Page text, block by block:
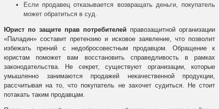
Если продавец отказывается возвращать деньги, покупатель
может обратиться в суд.
Юрист по защите прав потребителей правозащитной организации
«Паладин» составит претензию и исковое заявление, что позволит
избежать прений с недобросовестным продавцом. Обращение к
юристам поможет вам восстановить справедливость в рамках
законодательства. Не секрет, существуют организации, которые
умышленно занимаются продажей некачественной продукции,
рассчитывая на то, что покупатель не захочет судиться. Не стоит
потакать таким продавцам.